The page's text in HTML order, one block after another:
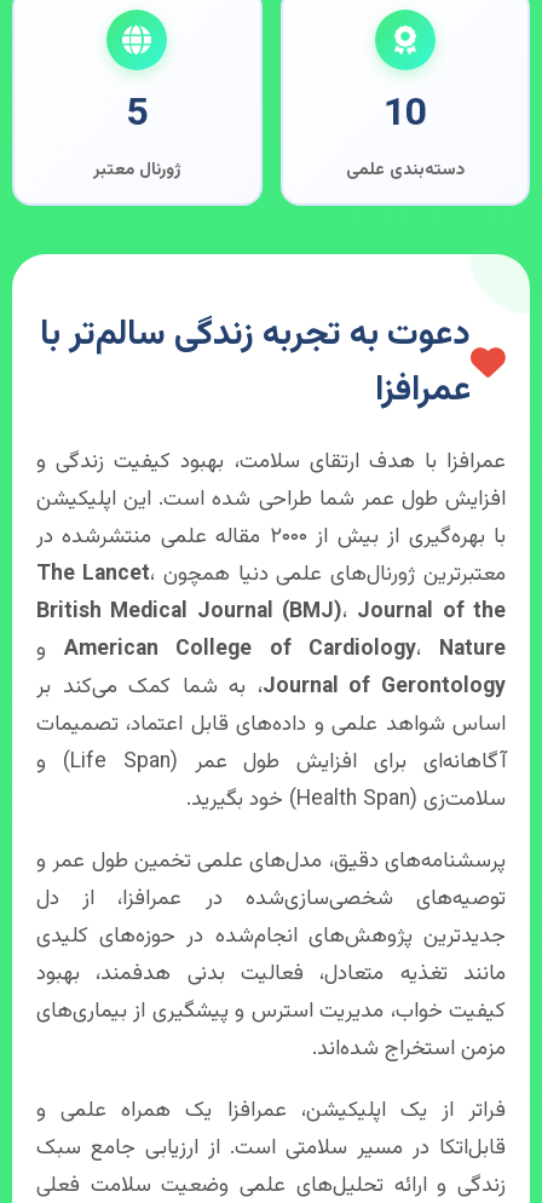
10
دسته‌بندی علمی
5
ژورنال معتبر
دعوت به تجربه زندگی سالم‌تر با
عمرافزا
عمرافزا با هدف ارتقای سلامت، بهبود کیفیت زندگی و
افزایش طول عمر شما طراحی شده است. این اپلیکیشن
با بهره‌گیری از بیش از ۲۰۰۰ مقاله علمی منتشرشده در
معتبرترین ژورنال‌های علمی دنیا همچونThe Lancet،
British Medical Journal (BMJ)، Journal of the
American College of Cardiology، Nature
و
Journal of Gerontology، به شما کمک می‌کند بر
اساس شواهد علمی و داده‌های قابل اعتماد، تصمیمات
آگاهانه‌ای برای افزایش طول عمر (Life Span) و
سلامت‌زی (Health Span) خود بگیرید.
پرسشنامه‌های دقیق، مدل‌های علمی تخمین طول عمر و
توصیه‌های شخصی‌سازی‌شده در عمرافزا، از دل
جدیدترین پژوهش‌های انجام‌شده در حوزه‌های کلیدی
مانند تغذیه متعادل، فعالیت بدنی هدفمند، بهبود
کیفیت خواب، مدیریت استرس و پیشگیری از بیماری‌های
مزمن استخراج شده‌اند.
فراتر از یک اپلیکیشن، عمرافزا یک همراه علمی و
قابل‌اتکا در مسیر سلامتی است. از ارزیابی جامع سبک
زندگی و ارائه تحلیل‌های علمی وضعیت سلامت فعلی